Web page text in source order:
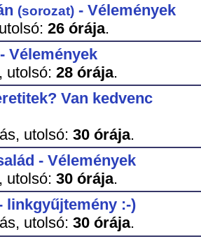
(sorozat)- Vélemények
utolsó: 26 órája.
Vélemények
utolsó: 28 órája.
Van kedvenc
utolsó: 30 órája.
- Vélemények
utolsó: 30 órája.
linkgyűjtemény :-)
utolsó: 30 órája.